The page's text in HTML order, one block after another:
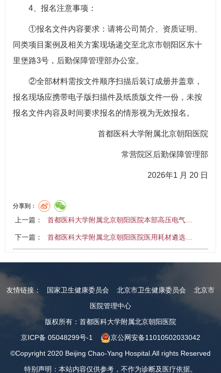
4、报名注意事项：
①报名文件内容要求：请将公司简介、资质证明、
同类项目案例及相关方案现场递交至北京市朝阳区东十
里堡路3号，后勤保障管理部办公室。
②全部材料需按文件顺序扫描后装订成册并盖章，
报名现场应携带电子版扫描件及纸质版文件一份，未按
报名文件内容及时间要求报名的情形视为无效报名。
首都医科大学附属北京朝阳医院
常营院区后勤保障管理部
2026年1 月 20 日
分享到：
上一篇： 首都医科大学附属北京朝阳医院本部高压电气…
下一篇： 首都医科大学附属北京朝阳医院医用耗材遴选…
友情链接： 国家卫生健康委员会 北京市卫生健康委员会
北京市
医院管理中心
版权所有：首都医科大学附属北京朝阳医院
京ICP备 05048299号-1
京公网安备11010502033042
©Copyright 2020 Beijing Chao-Yang Hospital.All rights Reserved
特别声明：本站内容仅供参考，不作为诊断及医疗依据。